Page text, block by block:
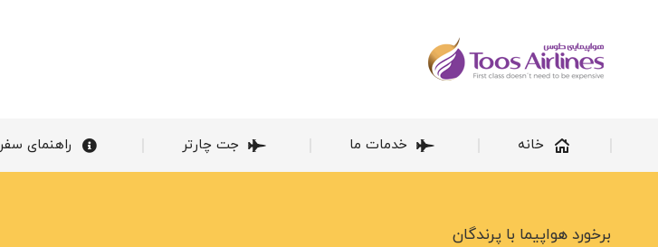
خانه خدمات ما جت چارتر راهنمای سفر
برخورد هواپیما با پرندگان